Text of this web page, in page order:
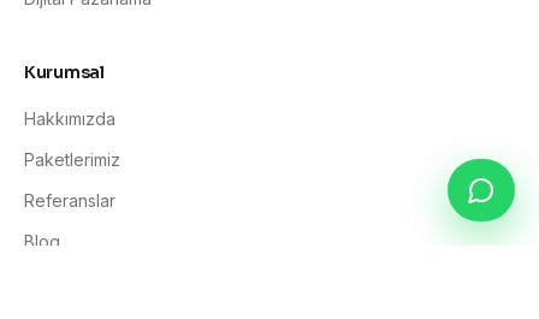
Kurumsal
Hakkımızda
Paketlerimiz
Referanslar
Blog